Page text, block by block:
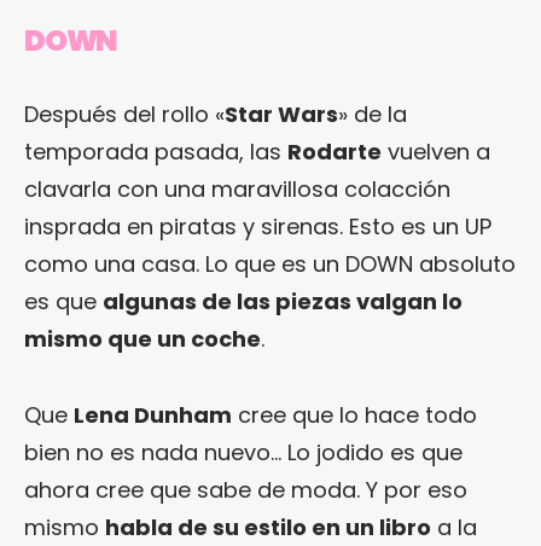
DOWN
Después del rollo «Star Wars» de la
temporada pasada, las Rodarte vuelven a
clavarla con una maravillosa colacción
insprada en piratas y sirenas. Esto es un UP
como una casa. Lo que es un DOWN absoluto
es que algunas de las piezas valgan lo
mismo que un coche.
Que Lena Dunham cree que lo hace todo
bien no es nada nuevo… Lo jodido es que
ahora cree que sabe de moda. Y por eso
mismo habla de su estilo en un libro a la